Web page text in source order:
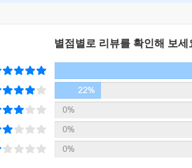
성 AI 시대의 새로운 최적화 전략
사용자를 부르고 머무르게 하는 바이
장 지표, K-팩터
로 SNS 공유 기능 추가하기
유 기능 추가하기
를 위한 사용자 피드백 및 행동 분석
별점별로 리뷰를 확인해 보세
22%
0%
0%
0%